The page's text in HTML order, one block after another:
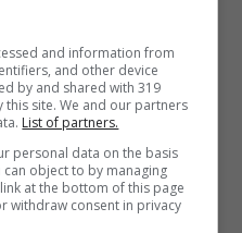
sottraendoci
and information from
and other device
by and shared with 319
site. We and our partners
List of partners.
personal data on the basis
object to by managing
at the bottom of this page
withdraw consent in privacy